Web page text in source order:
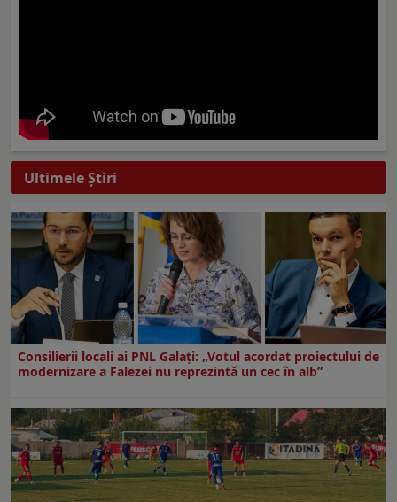
Ultimele Ştiri
Consilierii locali ai PNL Galaţi: „Votul acordat proiectului de
modernizare a Falezei nu reprezintă un cec în alb”